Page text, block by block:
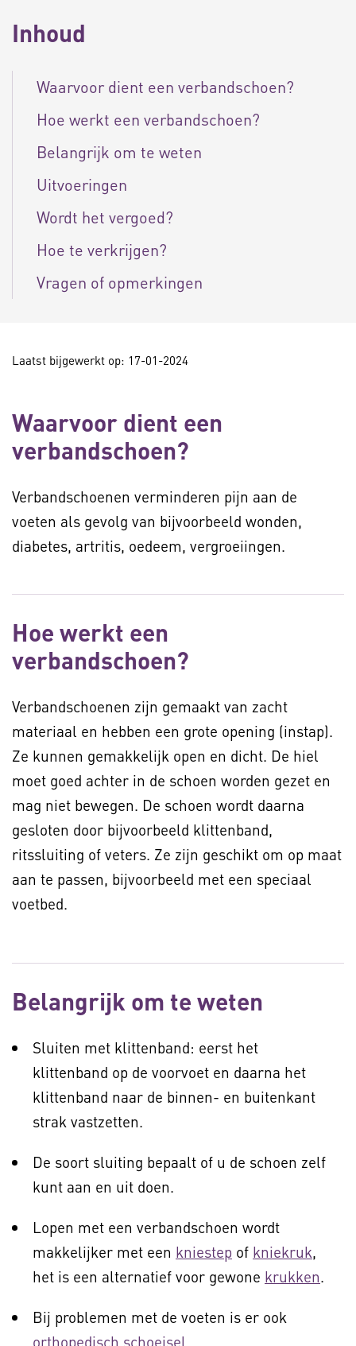
Inhoud
Waarvoor dient een verbandschoen?
Hoe werkt een verbandschoen?
Belangrijk om te weten
Uitvoeringen
Wordt het vergoed?
Hoe te verkrijgen?
Vragen of opmerkingen
Laatst bijgewerkt op: 17-01-2024
Waarvoor dient een
verbandschoen?
Verbandschoenen verminderen pijn aan de
voeten als gevolg van bijvoorbeeld wonden,
diabetes, artritis, oedeem, vergroeiingen.
Hoe werkt een
verbandschoen?
Verbandschoenen zijn gemaakt van zacht
materiaal en hebben een grote opening (instap).
Ze kunnen gemakkelijk open en dicht. De hiel
moet goed achter in de schoen worden gezet en
mag niet bewegen. De schoen wordt daarna
gesloten door bijvoorbeeld klittenband,
ritssluiting of veters. Ze zijn geschikt om op maat
aan te passen, bijvoorbeeld met een speciaal
voetbed.
Belangrijk om te weten
Sluiten met klittenband: eerst het
klittenband op de voorvoet en daarna het
klittenband naar de binnen- en buitenkant
strak vastzetten.
De soort sluiting bepaalt of u de schoen zelf
kunt aan en uit doen.
Lopen met een verbandschoen wordt
makkelijker met een kniestep of kniekruk,
het is een alternatief voor gewone krukken.
Bij problemen met de voeten is er ook
orthopedisch schoeisel.